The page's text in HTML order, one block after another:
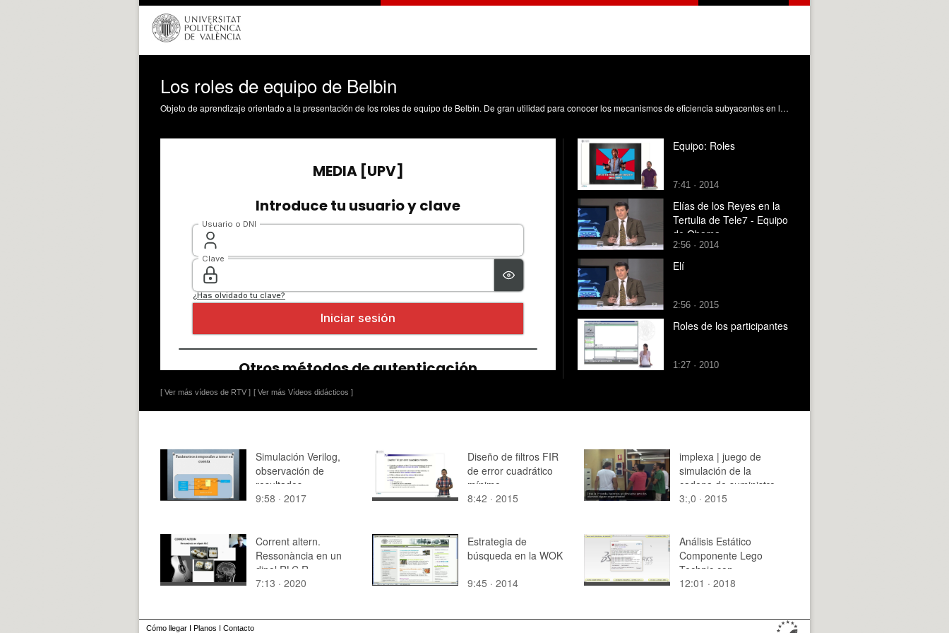
Los roles de equipo de Belbin
Objeto de aprendizaje orientado a la presentación de los roles de equipo de Belbin. De gran utilidad para conocer los mecanismos de eficiencia subyacentes en los equipos de alto rendimiento (EAR). Castello Sirvent, F. (2022). Los roles de equipo de Belbin. https://riunet.upv.es/handle/10251/184933 DER
[ Ver más vídeos de RTV ] [ Ver más Vídeos didácticos ]
Equipo: Roles
7:41 · 2014
Elías de los Reyes en la
Tertulia de Tele7 - Equipo
de Obama
2:56 · 2014
Elí
2:56 · 2015
Roles de los participantes
1:27 · 2010
Simulación Verilog,
observación de
resultados
9:58 · 2017
Diseño de filtros FIR
de error cuadrático
mínimo
8:42 · 2015
implexa | juego de
simulación de la
cadena de suministro
(experiencia con los
3:,0 · 2015
Corrent altern.
Ressonància en un
dipol RLC R
7:13 · 2020
Estrategia de
búsqueda en la WOK
9:45 · 2014
Análisis Estático
Componente Lego
Technic con
Solidworks Simulation
12:01 · 2018
Cómo llegar I Planos I Contacto